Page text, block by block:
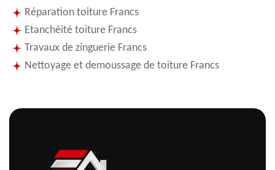
Réparation toiture Francs
Etanchéité toiture Francs
Travaux de zinguerie Francs
Nettoyage et demoussage de toiture Francs